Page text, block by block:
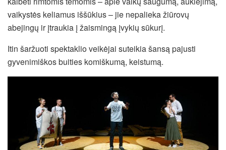
vaikystės keliamus iššūkius – jie nepalieka žiūrovų
abejingų ir įtraukia į žaismingą įvykių sūkurį.
Itin šaržuoti spektaklio veikėjai suteikia šansą pajusti
gyvenimiškos buities komiškumą, keistumą.